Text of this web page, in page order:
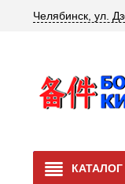
Челябинск, ул.
КАТАЛОГ